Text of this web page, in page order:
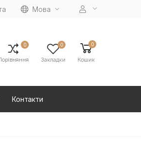
Мова
0 0
Закладки
0
Кошик
Контакти